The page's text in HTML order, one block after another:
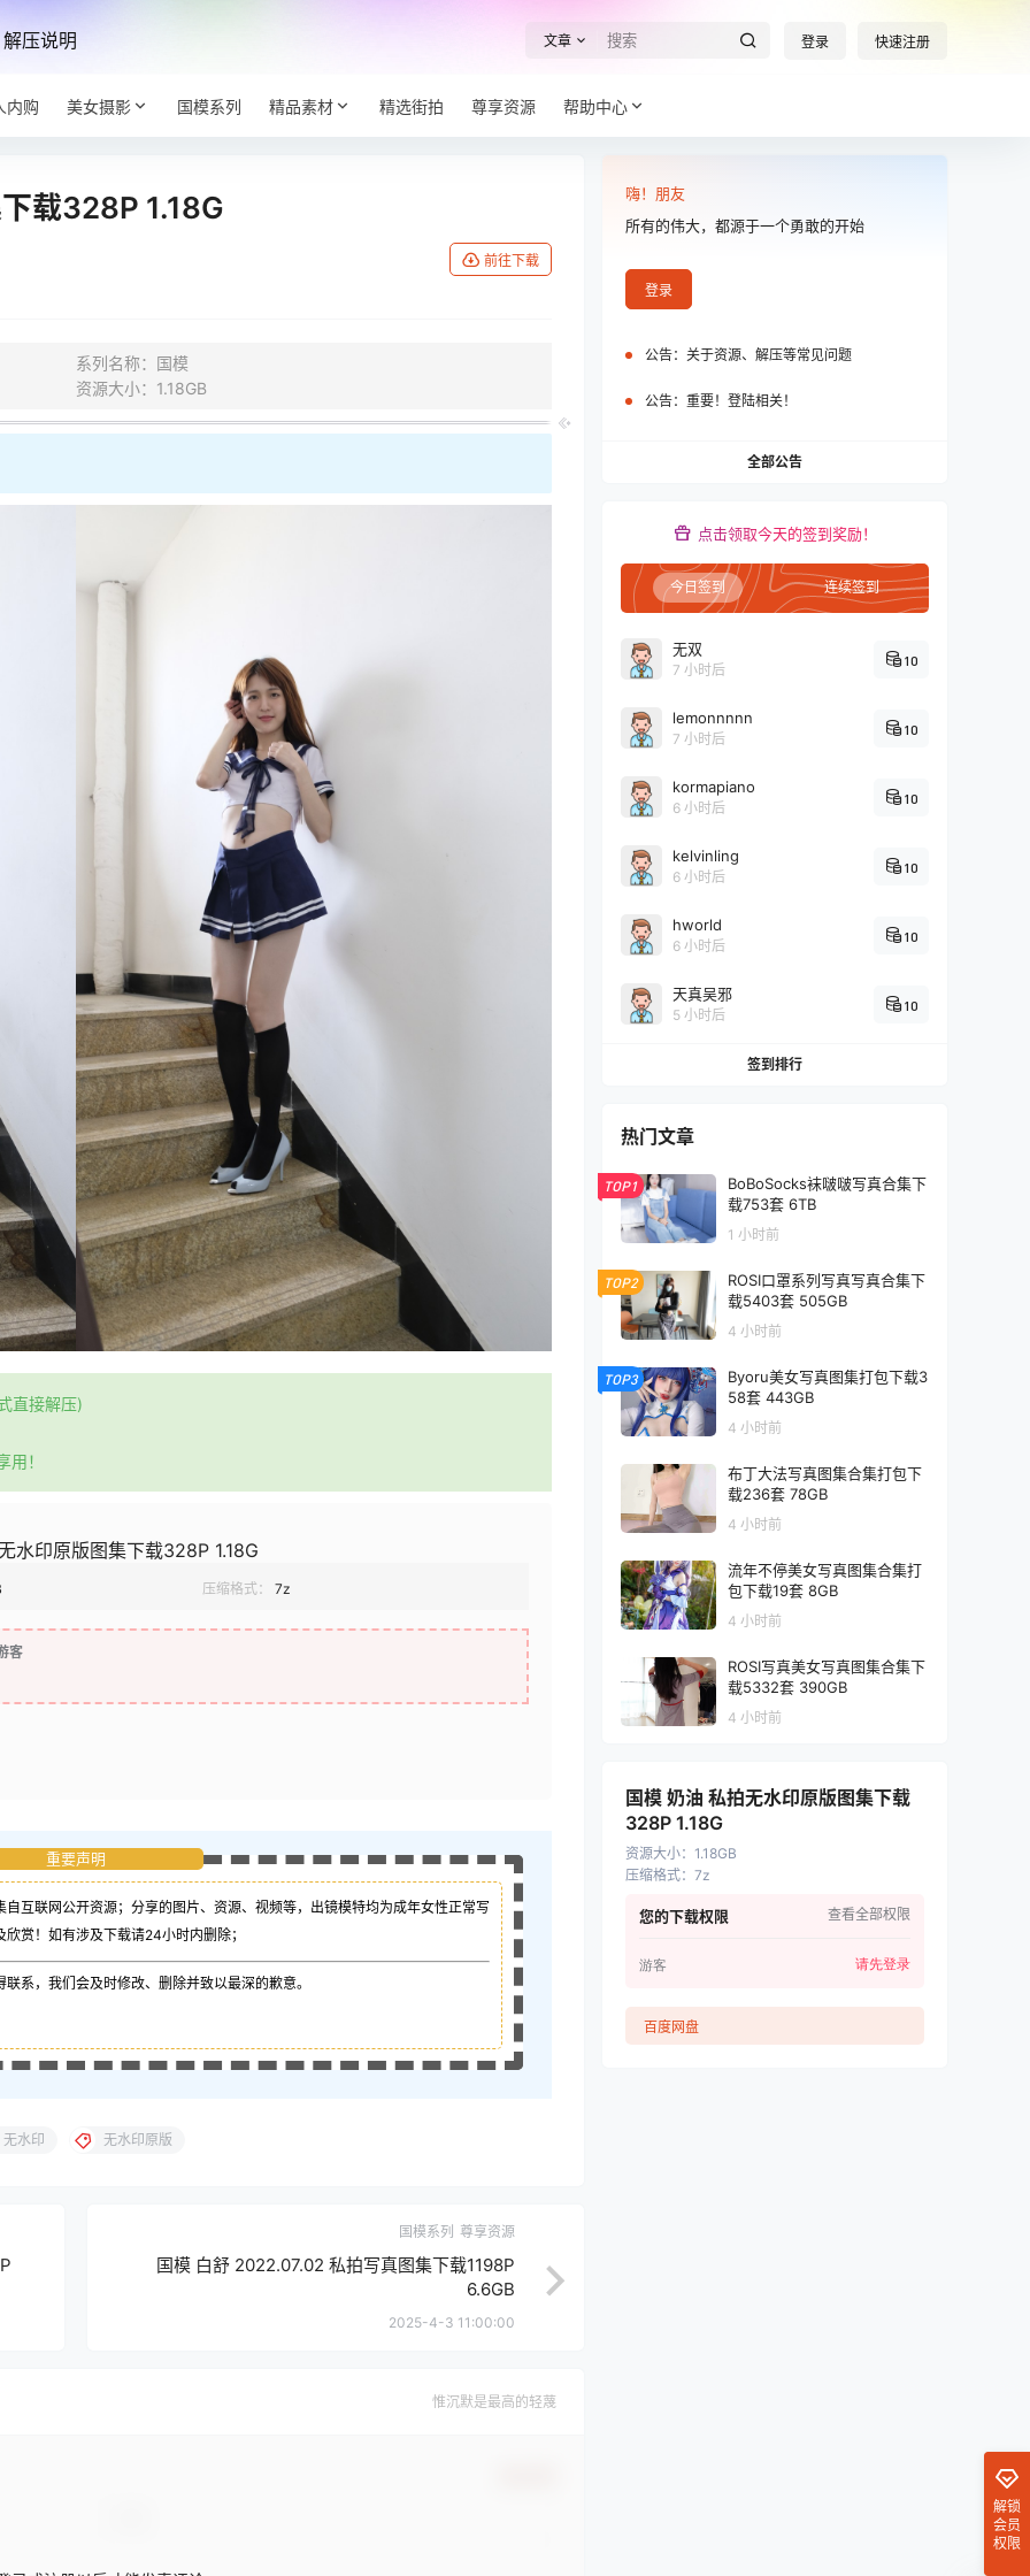
解压说明 文章 登录 快速注册
内购 美女摄影 国模系列 精品素材 精选街拍 尊享资源 帮助中心
载328P 1.18G
前往下载
系列名称：国模
资源大小：1.18GB
直接解压)
！
水印原版图集下载328P 1.18G
压缩格式： 7z
客
重要声明
互联网公开资源； 分享的图片、资源、视频等，出镜模特均为成年女性正常写
赏！如有涉及下载请24小时内删除；
系，我们会及时修改、删除并致以最深的歉意。
无水印 无水印原版
国模系列 尊享资源
国模 白舒 2022.07.02 私拍写真图集下载1198P
6.6GB
2025-4-3 11:00:00
惟沉默是最高的轻蔑
嗨！朋友
所有的伟大，都源于一个勇敢的开始
登录
公告： 关于资源、解压等常见问题
公告： 重要！登陆相关！
全部公告
点击领取今天的签到奖励！
今日签到 连续签到
无双
7 小时后
10
lemonnnnn
7 小时后
10
kormapiano
6 小时后
10
kelvinling
6 小时后
10
hworld
6 小时后
10
天真吴邪
5 小时后
10
签到排行
热门文章
TOP1
BoBoSocks袜啵啵写真合集下
载753套 6TB
1 小时前
TOP2
ROSI口罩系列写真写真合集下
载5403套 505GB
4 小时前
TOP3
Byoru美女写真图集打包下载3
58套 443GB
4 小时前
布丁大法写真图集合集打包下
载236套 78GB
4 小时前
流年不停美女写真图集合集打
包下载19套 8GB
4 小时前
ROSI写真美女写真图集合集下
载5332套 390GB
4 小时前
国模 奶油 私拍无水印原版图集下载
328P 1.18G
资源大小： 1.18GB
压缩格式： 7z
您的下载权限 查看全部权限
游客 请先登录
百度网盘
解锁
会员
权限